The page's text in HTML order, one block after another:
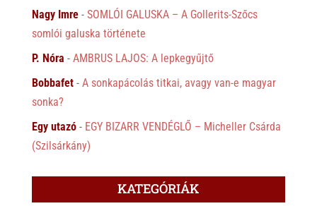
Nagy Imre- SOMLÓI GALUSKA – A Gollerits-Szőcs
somlói galuska története
P. Nóra - AMBRUS LAJOS: A lepkegyűjtő
Bobbafet- A sonkapácolás titkai, avagy van-e magyar
sonka?
Egy utazó- EGY BIZARR VENDÉGLŐ – Micheller Csárda
(Szilsárkány)
KATEGÓRIÁK